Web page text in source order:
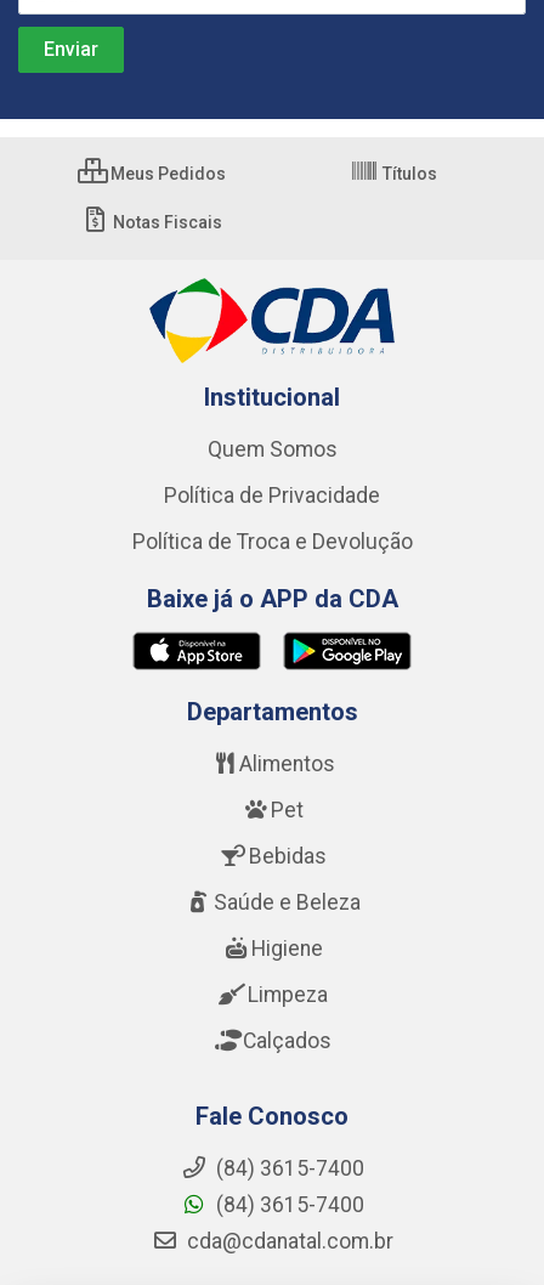
Meus Pedidos Títulos
Notas Fiscais
Institucional
Quem Somos
Política de Privacidade
Política de Troca e Devolução
Baixe já o APP da CDA
Departamentos
Alimentos
Pet
Bebidas
Saúde e Beleza
Higiene
Limpeza
Calçados
Fale Conosco
(84) 3615-7400
(84) 3615-7400
cda@cdanatal.com.br